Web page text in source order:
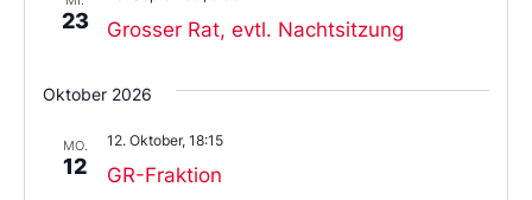
23 Grosser Rat, evtl. Nachtsitzung
Oktober 2026
MO.
12 GR-Fraktion
12. Oktober, 18:15